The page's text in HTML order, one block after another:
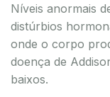
Níveis anormais
distúrbios
onde o corpo
doença de
baixos.